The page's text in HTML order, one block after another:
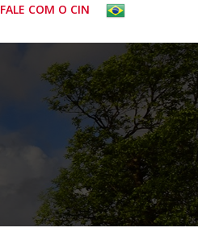
FALE COM O CIN